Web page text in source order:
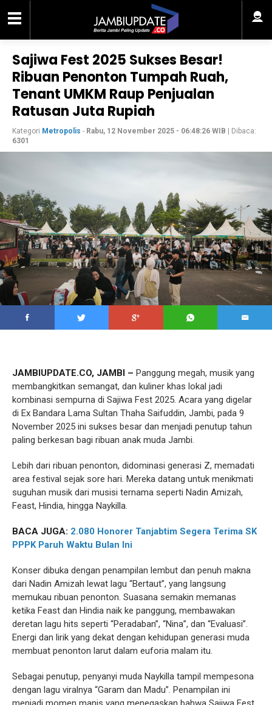
Sajiwa Fest 2025 Sukses Besar!
Ribuan Penonton Tumpah Ruah,
Tenant UMKM Raup Penjualan
Ratusan Juta Rupiah
Kategori Metropolis - Rabu, 12 November 2025 - 06:48:26 WIB | Dibaca:
6301
JAMBIUPDATE.CO, JAMBI – Panggung megah, musik yang
membangkitkan semangat, dan kuliner khas lokal jadi
kombinasi sempurna di Sajiwa Fest 2025. Acara yang digelar
di Ex Bandara Lama Sultan Thaha Saifuddin, Jambi, pada 9
November 2025 ini sukses besar dan menjadi penutup tahun
paling berkesan bagi ribuan anak muda Jambi.
Lebih dari ribuan penonton, didominasi generasi Z, memadati
area festival sejak sore hari. Mereka datang untuk menikmati
suguhan musik dari musisi ternama seperti Nadin Amizah,
Feast, Hindia, hingga Naykilla.
BACA JUGA: 2.080 Honorer Tanjabtim Segera Terima SK
PPPK Paruh Waktu Bulan Ini
Konser dibuka dengan penampilan lembut dan penuh makna
dari Nadin Amizah lewat lagu “Bertaut”, yang langsung
memukau ribuan penonton. Suasana semakin memanas
ketika Feast dan Hindia naik ke panggung, membawakan
deretan lagu hits seperti “Peradaban”, “Nina”, dan “Evaluasi”.
Energi dan lirik yang dekat dengan kehidupan generasi muda
membuat penonton larut dalam euforia malam itu.
Sebagai penutup, penyanyi muda Naykilla tampil mempesona
dengan lagu viralnya “Garam dan Madu”. Penampilan ini